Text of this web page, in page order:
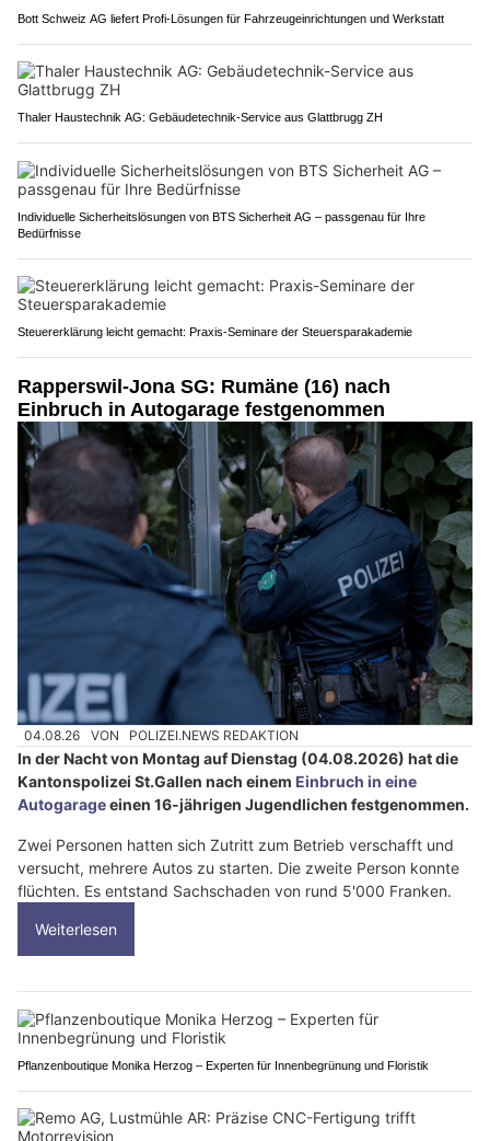
Bott Schweiz AG liefert Profi-Lösungen für Fahrzeugeinrichtungen und Werkstatt
Thaler Haustechnik AG: Gebäudetechnik-Service aus Glattbrugg ZH
Individuelle Sicherheitslösungen von BTS Sicherheit AG – passgenau für Ihre
Bedürfnisse
Steuererklärung leicht gemacht: Praxis-Seminare der Steuersparakademie
Rapperswil-Jona SG: Rumäne (16) nach
Einbruch in Autogarage festgenommen
04.08.26 VON POLIZEI.NEWS REDAKTION
In der Nacht von Montag auf Dienstag (04.08.2026) hat die
Kantonspolizei St.Gallen nach einem Einbruch in eine
Autogarageeinen 16-jährigen Jugendlichen festgenommen.
Zwei Personen hatten sich Zutritt zum Betrieb verschafft und
versucht, mehrere Autos zu starten. Die zweite Person konnte
flüchten. Es entstand Sachschaden von rund 5'000 Franken.
Weiterlesen
Pflanzenboutique Monika Herzog – Experten für Innenbegrünung und Floristik